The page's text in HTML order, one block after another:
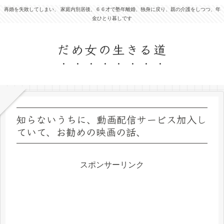
再婚を失敗してしまい、 家庭内別居後、６６才で塾年離婚、独身に戻り、親の介護をしつつ、年
金ひとり暮しです
だめ女の生きる道
知らないうちに、動画配信サービス加入し
ていて、お勧めの映画の話、
スポンサーリンク